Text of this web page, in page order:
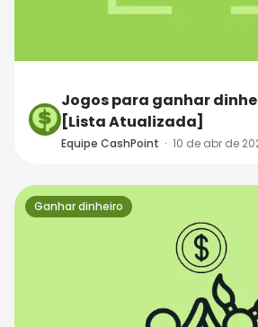
Jogos para ganhar
[Lista Atualizada]
Equipe CashPoint · 10 de abr de
Ganhar dinheiro